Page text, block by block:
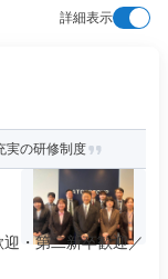
詳細表示
実の研修制度
・第二新卒歓迎／